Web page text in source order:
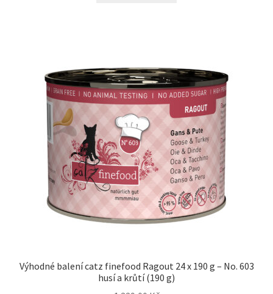
Výhodné balení catz finefood Ragout 24 x 190 g – No. 603
husí a krůtí (190 g)